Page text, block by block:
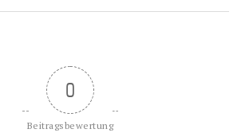
0
Beitragsbewertung